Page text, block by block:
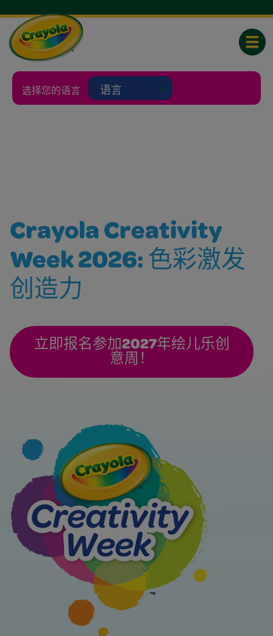
选择您的语言 Selecting a language will reload
Crayola Creativity
Week 2026: 色彩激发
创造力
立即报名参加2027年绘儿乐创
意周！